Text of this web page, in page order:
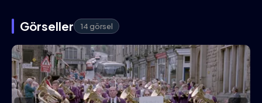
Görseller 14 görsel